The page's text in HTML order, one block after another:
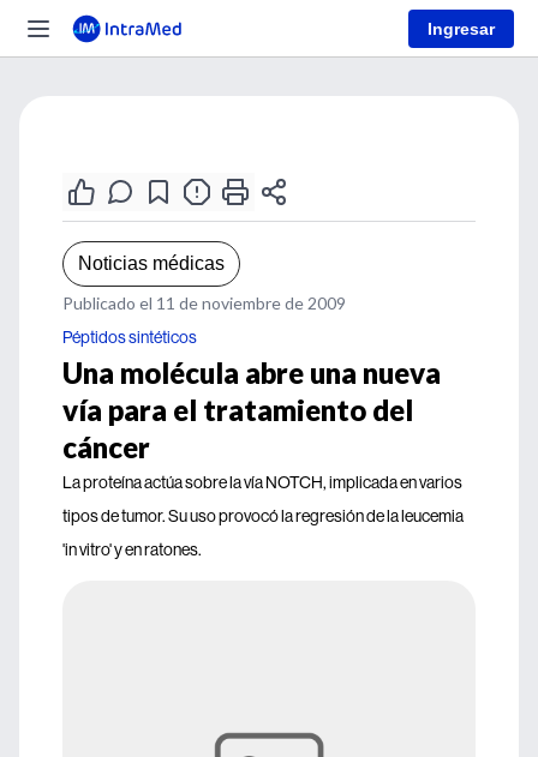
Ingresar
Noticias médicas
Publicado el 11 de noviembre de 2009
Péptidos sintéticos
Una molécula abre una nueva
vía para el tratamiento del
cáncer
La proteína actúa sobre la vía NOTCH, implicada en varios
tipos de tumor. Su uso provocó la regresión de la leucemia
'in vitro' y en ratones.